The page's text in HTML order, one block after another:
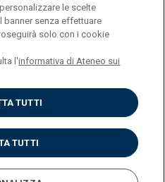
le scelte
banner senza effettuare
solo con i cookie
l'informativa di Ateneo sui
TUTTI
TUTTI